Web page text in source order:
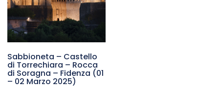
Sabbioneta – Castello
di Torrechiara – Rocca
di Soragna – Fidenza (01
– 02 Marzo 2025)